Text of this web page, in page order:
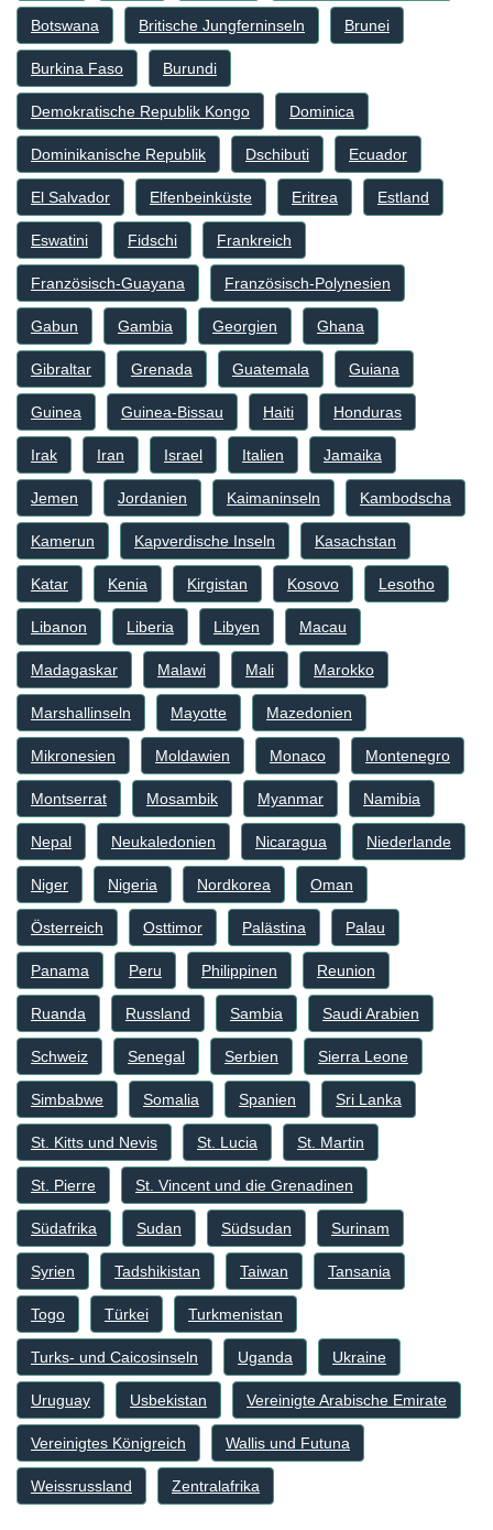
Botswana Britische Jungferninseln Brunei
Burkina Faso Burundi
Demokratische Republik Kongo Dominica
Dominikanische Republik Dschibuti Ecuador
El Salvador Elfenbeinküste Eritrea Estland
Eswatini Fidschi Frankreich
Französisch-Guayana Französisch-Polynesien
Gabun Gambia Georgien Ghana
Gibraltar Grenada Guatemala Guiana
Guinea Guinea-Bissau Haiti Honduras
Irak Iran Israel Italien Jamaika
Jemen Jordanien Kaimaninseln Kambodscha
Kamerun Kapverdische Inseln Kasachstan
Katar Kenia Kirgistan Kosovo Lesotho
Libanon Liberia Libyen Macau
Madagaskar Malawi Mali Marokko
Marshallinseln Mayotte Mazedonien
Mikronesien Moldawien Monaco Montenegro
Montserrat Mosambik Myanmar Namibia
Nepal Neukaledonien Nicaragua Niederlande
Niger Nigeria Nordkorea Oman
Österreich Osttimor Palästina Palau
Panama Peru Philippinen Reunion
Ruanda Russland Sambia Saudi Arabien
Schweiz Senegal Serbien Sierra Leone
Simbabwe Somalia Spanien Sri Lanka
St. Kitts und Nevis St. Lucia St. Martin
St. Pierre St. Vincent und die Grenadinen
Südafrika Sudan Südsudan Surinam
Syrien Tadshikistan Taiwan Tansania
Togo Türkei Turkmenistan
Turks- und Caicosinseln Uganda Ukraine
Uruguay Usbekistan Vereinigte Arabische Emirate
Vereinigtes Königreich Wallis und Futuna
Weissrussland Zentralafrika